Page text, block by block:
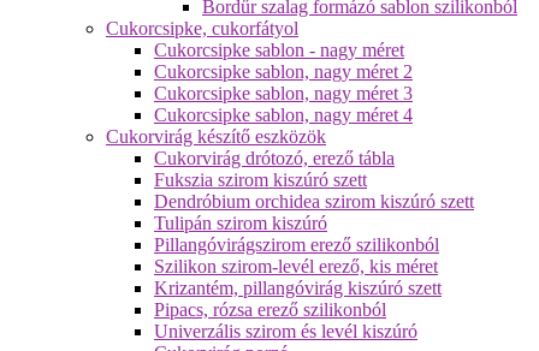
Bordűr szalag formázó sablon szilikonból
Cukorcsipke, cukorfátyol
Cukorcsipke sablon - nagy méret
Cukorcsipke sablon, nagy méret 2
Cukorcsipke sablon, nagy méret 3
Cukorcsipke sablon, nagy méret 4
Cukorvirág készítő eszközök
Cukorvirág drótozó, erező tábla
Fukszia szirom kiszúró szett
Dendróbium orchidea szirom kiszúró szett
Tulipán szirom kiszúró
Pillangóvirágszirom erező szilikonból
Szilikon szirom-levél erező, kis méret
Krizantém, pillangóvirág kiszúró szett
Pipacs, rózsa erező szilikonból
Univerzális szirom és levél kiszúró